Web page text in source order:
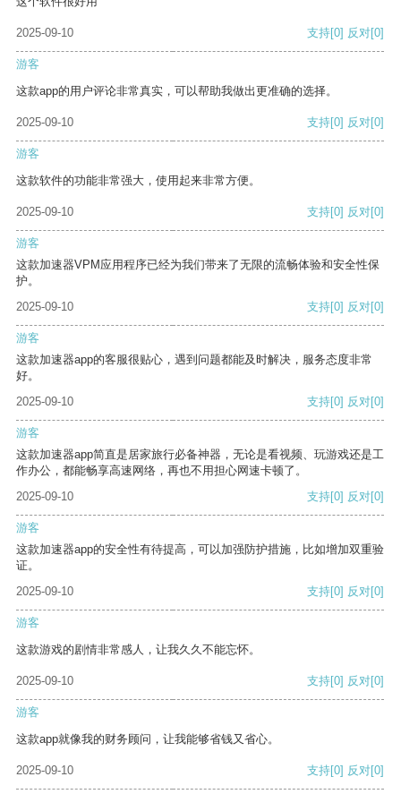
2025-09-10 支持[0] 反对[0]
游客
这款app的用户评论非常真实，可以帮助我做出更准确的选择。
2025-09-10 支持[0] 反对[0]
游客
这款软件的功能非常强大，使用起来非常方便。
2025-09-10 支持[0] 反对[0]
游客
这款加速器VPM应用程序已经为我们带来了无限的流畅体验和安全性保
护。
2025-09-10
支持[0] 反对[0]
游客
这款加速器app的客服很贴心，遇到问题都能及时解决，服务态度非常
好。
2025-09-10
支持[0] 反对[0]
游客
这款加速器app简直是居家旅行必备神器，无论是看视频、玩游戏还是工
作办公，都能畅享高速网络，再也不用担心网速卡顿了。
2025-09-10
支持[0] 反对[0]
游客
这款加速器app的安全性有待提高，可以加强防护措施，比如增加双重验
证。
2025-09-10
支持[0] 反对[0]
游客
这款游戏的剧情非常感人，让我久久不能忘怀。
2025-09-10 支持[0] 反对[0]
游客
这款app就像我的财务顾问，让我能够省钱又省心。
2025-09-10 支持[0] 反对[0]